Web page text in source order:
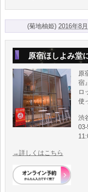
(菊地柚姫)2016年8
原宿ほしよみ堂
原
宿
ロ
使
渋
→詳しくはこちら